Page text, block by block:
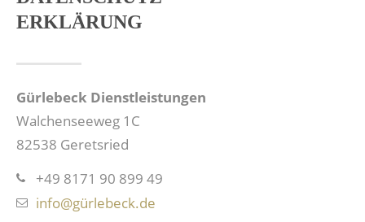
Der Eintrag "offcanvas-col4" existiert leider
ERKLÄRUNG
Gürlebeck Dienstleistungen
Walchenseeweg 1C
82538 Geretsried
+49 8171 90 899 49
info@gürlebeck.de